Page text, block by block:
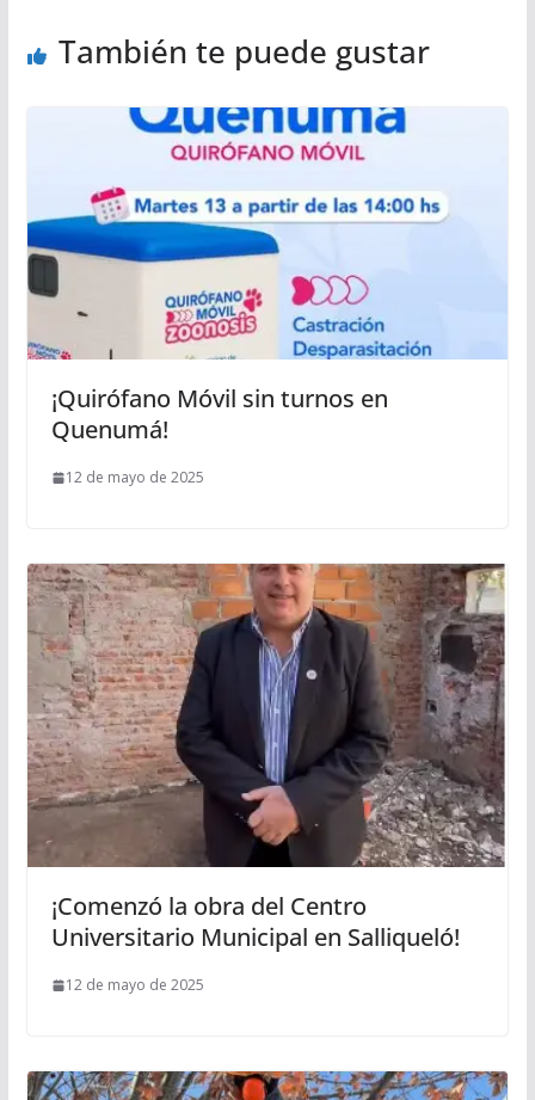
También te puede gustar
¡Quirófano Móvil sin turnos en
Quenumá!
12 de mayo de 2025
¡Comenzó la obra del Centro
Universitario Municipal en Salliqueló!
12 de mayo de 2025